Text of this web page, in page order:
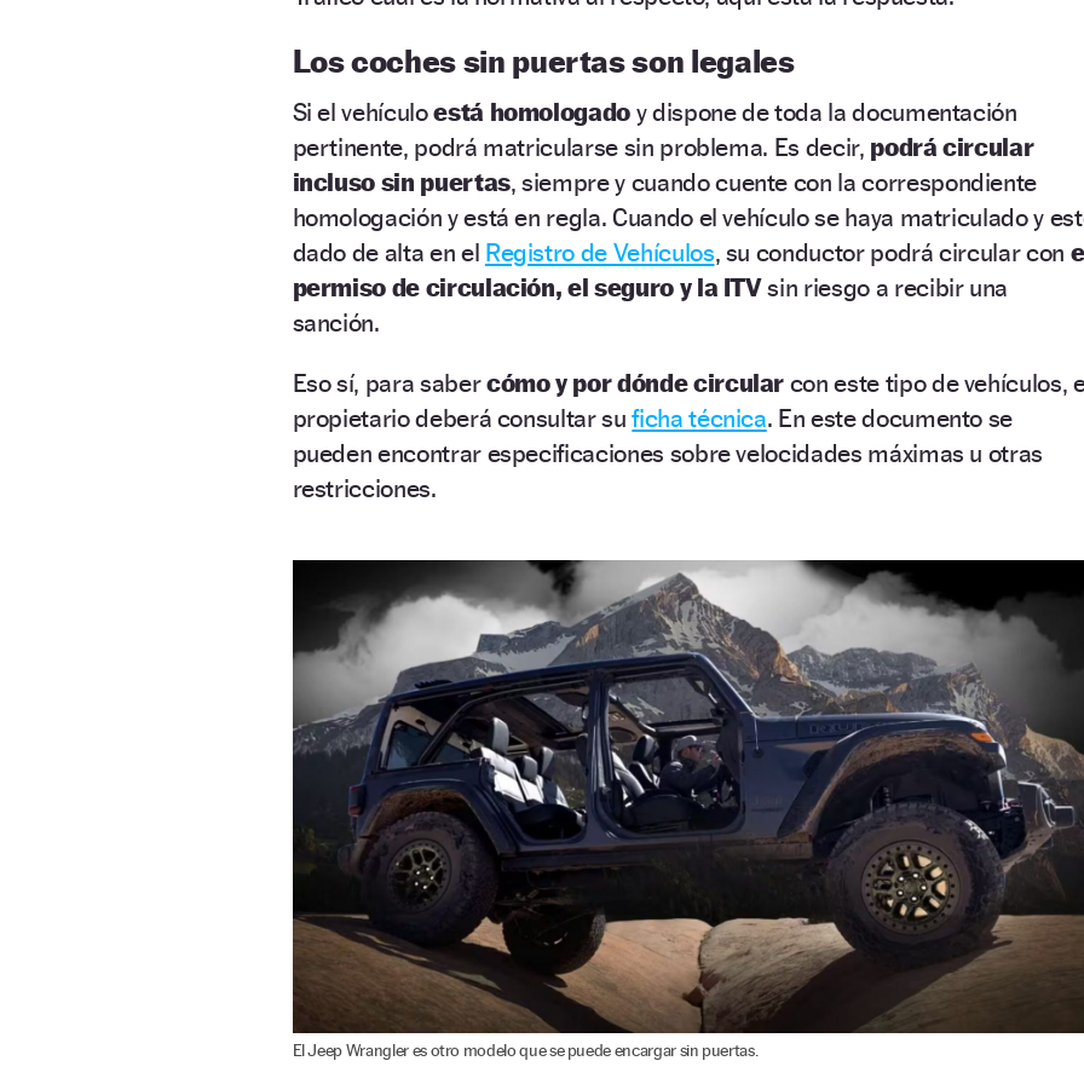
Los coches sin puertas son legales
Si el vehículoestá homologado y dispone de toda la documentación
pertinente, podrá matricularse sin problema. Es decir, podrá circular
incluso sin puertas, siempre y cuando cuente con la correspondiente
homologación y está en regla. Cuando el vehículo se haya matriculado y
dado de alta en el Registro de Vehículos, su conductor podrá circular con
permiso de circulación, el seguro y la ITVsin riesgo a recibir una
sanción.
Eso sí, para sabercómo y por dónde circular con este tipo de vehículos,
propietario deberá consultar suficha técnica. En este documento se
pueden encontrar especificaciones sobre velocidades máximas u otras
restricciones.
El Jeep Wrangler es otro modelo que se puede encargar sin puertas.